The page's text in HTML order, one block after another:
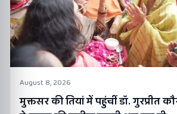
August 8, 2026
मुक्तसर की तियां में पहुंचीं डॉ. गुरप्रीत